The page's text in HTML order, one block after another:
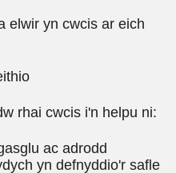
elwir yn cwcis ar eich
rhai cwcis i'n helpu ni:
ac adrodd
yn defnyddio'r safle